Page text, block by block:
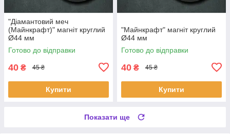
"Діамантовий меч
(Майнкрафт)" магніт круглий
Ø44 мм
Готово до відправки
40 ₴ 45 ₴
Купити
"Майнкрафт" магніт круглий
Ø44 мм
Готово до відправки
40 ₴ 45 ₴
Купити
Показати ще